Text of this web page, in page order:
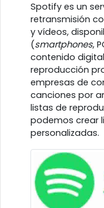
Spotify es un
retransmisión
y vídeos,
(smartphones,
contenido
reproducción
empresas de
canciones por
listas de
podemos crear
personalizadas.